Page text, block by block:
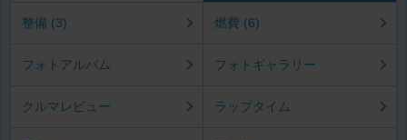
整備 (3) 燃費 (6)
フォトアルバム フォトギャラリー
クルマレビュー ラップタイム